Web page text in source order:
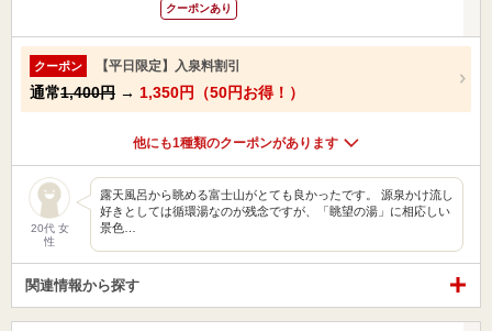
クーポンあり
クーポン 【平日限定】入泉料割引
通常1,400円 → 1,350円（50円お得！）
他にも1種類のクーポンがあります
20代 女
性
露天風呂から眺める富士山がとても良かったです。 源泉かけ流し
好きとしては循環湯なのが残念ですが、「眺望の湯」に相応しい
景色…
関連情報から探す